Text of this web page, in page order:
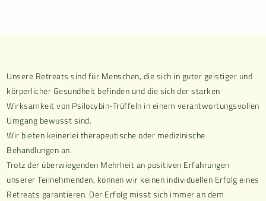
Unsere Retreats sind für Menschen, die sich in guter geistiger und
körperlicher Gesundheit befinden und die sich der starken
Wirksamkeit von Psilocybin-Trüffeln in einem verantwortungsvollen
Umgang bewusst sind.
Wir bieten keinerlei therapeutische oder medizinische
Behandlungen an.
Trotz der überwiegenden Mehrheit an positiven Erfahrungen
unserer Teilnehmenden, können wir keinen individuellen Erfolg eines
Retreats garantieren. Der Erfolg misst sich immer an dem